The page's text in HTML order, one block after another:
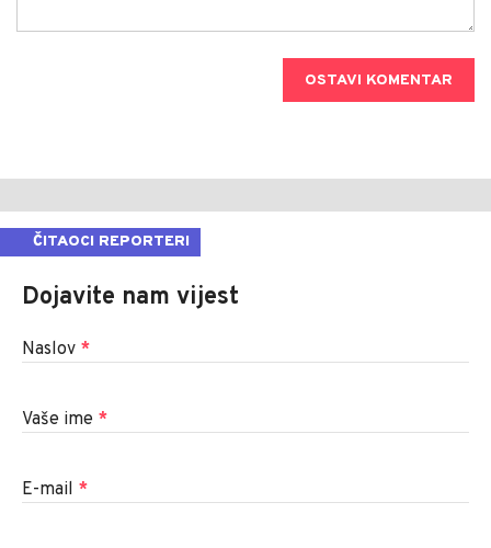
OSTAVI KOMENTAR
ČITAOCI REPORTERI
Dojavite nam vijest
Naslov *
Vaše ime *
E-mail *